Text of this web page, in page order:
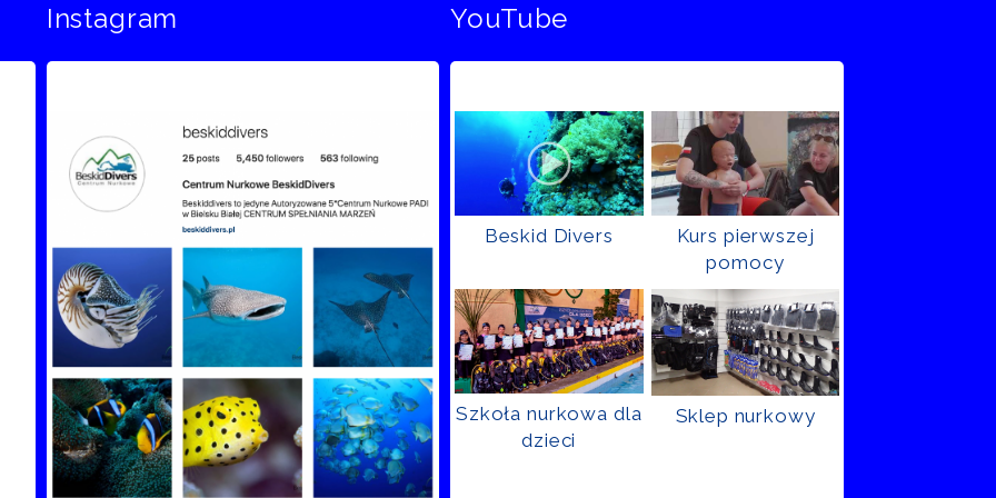
Instagram YouTube
Beskid Divers
Kurs pierwszej
pomocy
Szkoła nurkowa dla
dzieci
Sklep nurkowy